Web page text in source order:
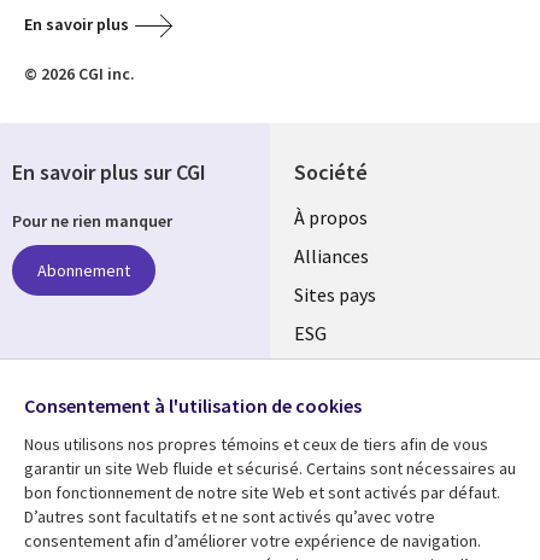
En savoir plus
© 2026 CGI inc.
Société
À propos
Alliances
Sites pays
ESG
Fusions
Salle de presse
Ressources Support
En savoir plus sur CGI
Pour ne rien manquer
Abonnement
Suivez-nous
Social
Media
Global
FR
Consentement à l'utilisation de cookies
Nous utilisons nos propres témoins et ceux de tiers afin de vous
garantir un site Web fluide et sécurisé. Certains sont nécessaires au
bon fonctionnement de notre site Web et sont activés par défaut.
D’autres sont facultatifs et ne sont activés qu’avec votre
consentement afin d’améliorer votre expérience de navigation.